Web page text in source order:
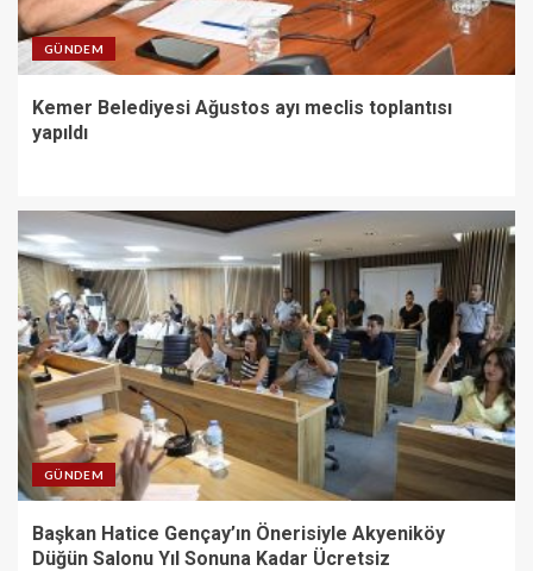
GÜNDEM
Kemer Belediyesi Ağustos ayı meclis toplantısı
yapıldı
GÜNDEM
Başkan Hatice Gençay’ın Önerisiyle Akyeniköy
Düğün Salonu Yıl Sonuna Kadar Ücretsiz